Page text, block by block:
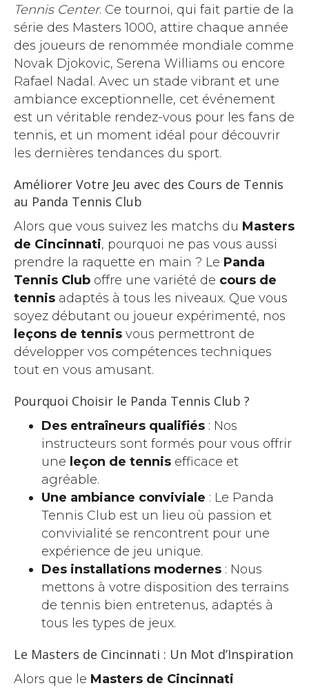
Tennis Center. Ce tournoi, qui fait partie de la
série des Masters 1000, attire chaque année
des joueurs de renommée mondiale comme
Novak Djokovic, Serena Williams ou encore
Rafael Nadal. Avec un stade vibrant et une
ambiance exceptionnelle, cet événement
est un véritable rendez-vous pour les fans de
tennis, et un moment idéal pour découvrir
les dernières tendances du sport.
Améliorer Votre Jeu avec des Cours de Tennis
au Panda Tennis Club
Alors que vous suivez les matchs du Masters
de Cincinnati, pourquoi ne pas vous aussi
prendre la raquette en main ? Le Panda
Tennis Club offre une variété de cours de
tennis adaptés à tous les niveaux. Que vous
soyez débutant ou joueur expérimenté, nos
leçons de tennis vous permettront de
développer vos compétences techniques
tout en vous amusant.
Pourquoi Choisir le Panda Tennis Club ?
Des entraîneurs qualifiés : Nos
instructeurs sont formés pour vous offrir
une leçon de tennis efficace et
agréable.
Une ambiance conviviale : Le Panda
Tennis Club est un lieu où passion et
convivialité se rencontrent pour une
expérience de jeu unique.
Des installations modernes : Nous
mettons à votre disposition des terrains
de tennis bien entretenus, adaptés à
tous les types de jeux.
Le Masters de Cincinnati : Un Mot d’Inspiration
Alors que le Masters de Cincinnati